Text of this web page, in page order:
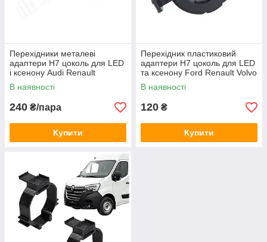
Перехідники металеві
адаптери H7 цоколь для LED
і ксенону Audi Renault
(150034)
В наявності
240 ₴/пара
Купити
Перехідник пластиковий
адаптери H7 цоколь для LED
та ксенону Ford Renault Volvo
(150040)
В наявності
120 ₴
Купити